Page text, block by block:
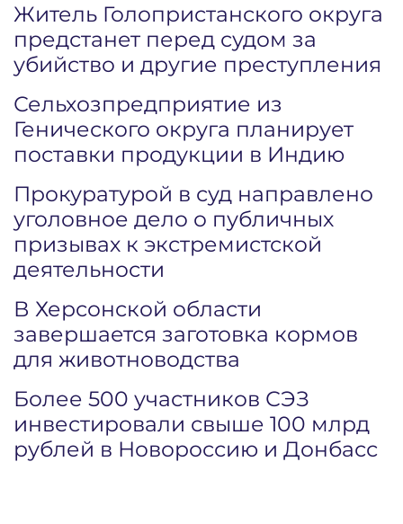
Житель Голопристанского округа
предстанет перед судом за
убийство и другие преступления
Сельхозпредприятие из
Генического округа планирует
поставки продукции в Индию
Прокуратурой в суд направлено
уголовное дело о публичных
призывах к экстремистской
деятельности
В Херсонской области
завершается заготовка кормов
для животноводства
Более 500 участников СЭЗ
инвестировали свыше 100 млрд
рублей в Новороссию и Донбасс